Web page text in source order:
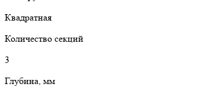
Квадратная
Количество секций
3
Глубина, мм